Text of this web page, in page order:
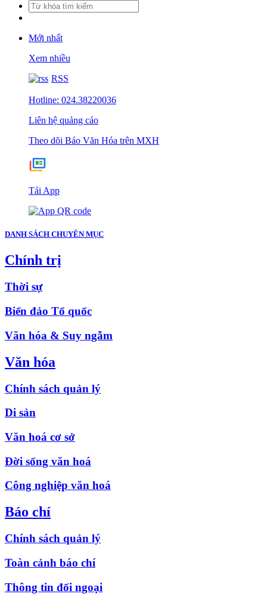
Mới nhất
Xem nhiều
RSS
Hotline: 024.38220036
Liên hệ quảng cáo
Theo dõi Báo Văn Hóa trên MXH
Tải App
DANH SÁCH CHUYÊN MỤC
Chính trị
Thời sự
Biển đảo Tổ quốc
Văn hóa & Suy ngẫm
Văn hóa
Chính sách quản lý
Di sản
Văn hoá cơ sở
Đời sống văn hoá
Công nghiệp văn hoá
Báo chí
Chính sách quản lý
Toàn cảnh báo chí
Thông tin đối ngoại